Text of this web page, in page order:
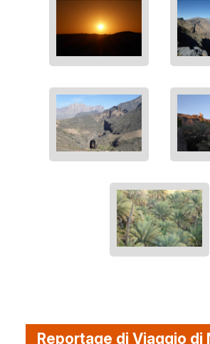
Reportage di Viaggio di